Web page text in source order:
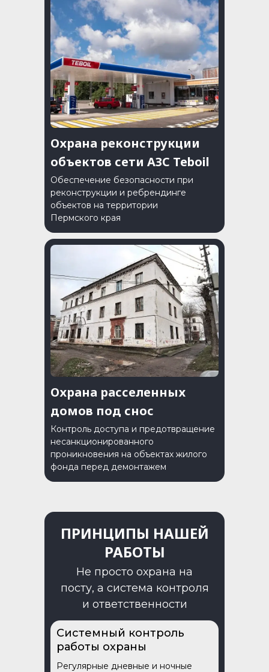
Охрана реконструкции
объектов сети АЗС Teboil
Обеспечение безопасности при
реконструкции и ребрендинге
объектов на территории
Пермского края
Охрана расселенных
домов под снос
Контроль доступа и предотвращение
несанкционированного
проникновения на объектах жилого
фонда перед демонтажем
ПРИНЦИПЫ НАШЕЙ
РАБОТЫ
Не просто охрана на
посту, а система контроля
и ответственности
Системный контроль
работы охраны
Регулярные дневные и ночные